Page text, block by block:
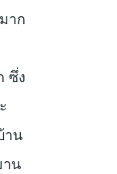
าก
ซึ่ง
าน
าน